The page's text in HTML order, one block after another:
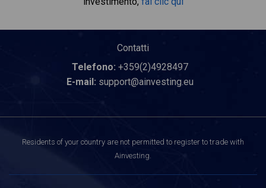
Contatti
Telefono: +359(2)4928497
E-mail: support@ainvesting.eu
Residents of your country are not permitted to register to trade with
Ainvesting.